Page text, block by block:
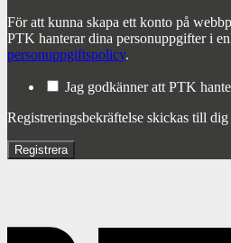
För att kunna skapa ett konto på
PTK hanterar dina personuppgifter i
personuppgiftspolicy.
Jag godkänner att PTK
Registreringsbekräftelse skickas till dig